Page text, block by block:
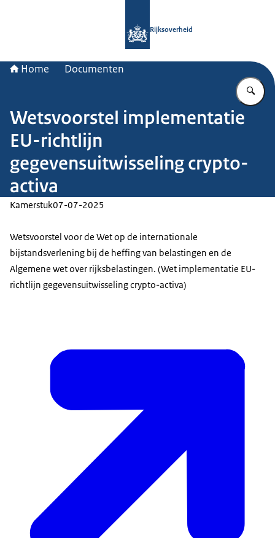
Rijksoverheid
Home Documenten
Wetsvoorstel implementatie
EU-richtlijn
gegevensuitwisseling crypto-
activa
Kamerstuk07-07-2025
Wetsvoorstel voor de Wet op de internationale
bijstandsverlening bij de heffing van belastingen en de
Algemene wet over rijksbelastingen. (Wet implementatie EU-
richtlijn gegevensuitwisseling crypto-activa)